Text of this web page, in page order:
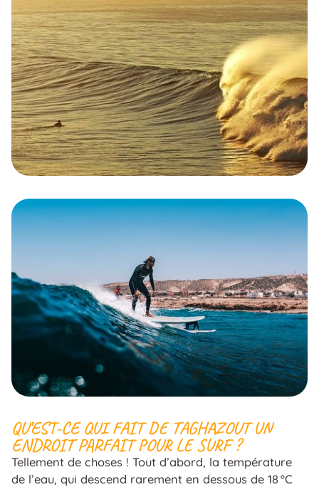
QU’EST-CE QUI FAIT DE TAGHAZOUT UN
ENDROIT PARFAIT POUR LE SURF ?
Tellement de choses ! Tout d’abord, la température
de l’eau, qui descend rarement en dessous de 18 °C